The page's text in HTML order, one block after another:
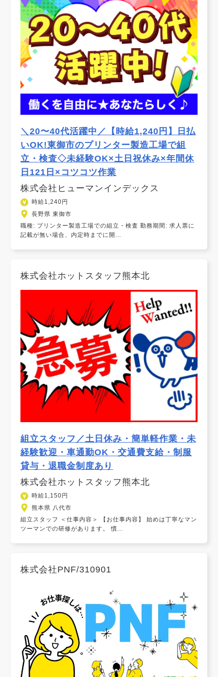
＼20〜40代活躍中／【時給1,240円】日払
いOK!東御市のプリンター製造工場で組
立・検査◇未経験OK×土日祝休み×年間休
日121日×コツコツ作業
株式会社ヒューマンインデックス
時給1,240円
長野県 東御市
職種: プリンター製造工場での組立・検査 勤務期間: 求人票に
記載が無い場合、内定時までに開...
株式会社ホットスタッフ熊本北
組立スタッフ／土日休み・簡単軽作業・未
経験歓迎・車通勤OK・交通費支給・制服
貸与・退職金制度あり
株式会社ホットスタッフ熊本北
時給1,150円
熊本県 八代市
組立スタッフ ＜仕事内容＞ 【お仕事内容】 始めは丁寧なマン
ツーマンでの研修があります。 慣...
株式会社PNF/310901